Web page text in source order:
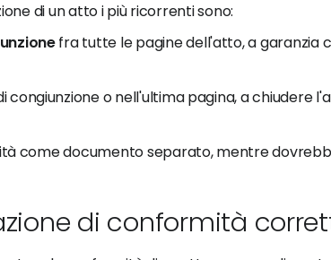
di un atto i più ricorrenti sono:
fra tutte le pagine dell'atto, a garanzia
congiunzione o nell'ultima pagina, a chiudere
come documento separato, mentre
di conformità